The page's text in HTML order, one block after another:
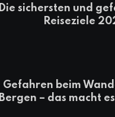
Die sichersten und
Reiseziele
Gefahren beim
Bergen – das macht